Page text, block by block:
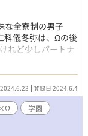
な全寮制の男子
科儀冬弥は、Ωの後
れど少しパートナ
日、αの弟と密か
たαと弟へのコン
始めてしま
理にでも繋ぎ止め
あり） 【αにな
嘩の話。 ※「芽
です。
登録日 2024.6.4
学園